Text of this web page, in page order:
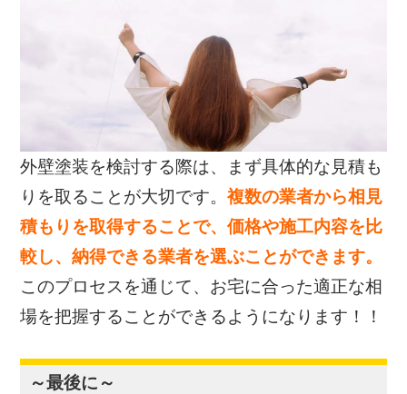
外壁塗装を検討する際は、まず具体的な見積も
りを取ることが大切です。複数の業者から相見
積もりを取得することで、価格や施工内容を比
較し、納得できる業者を選ぶことができます。
このプロセスを通じて、お宅に合った適正な相
場を把握することができるようになります！！
～最後に～